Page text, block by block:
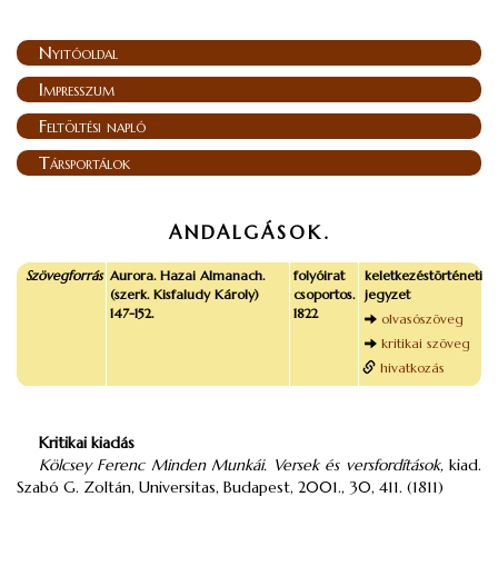
Nyitóoldal
Impresszum
Feltöltési napló
Társportálok
ANDALGÁSOK.
Szövegforrás Aurora. Hazai Almanach.
(szerk. Kisfaludy Károly)
147-152.
folyóirat
csoportos.
1822
keletkezéstörténeti
jegyzet
olvasószöveg
kritikai szöveg
hivatkozás
Kritikai kiadás
Kölcsey Ferenc Minden Munkái. Versek és versfordítások,kiad.
Szabó G. Zoltán, Universitas, Budapest, 2001., 30, 411. (1811)